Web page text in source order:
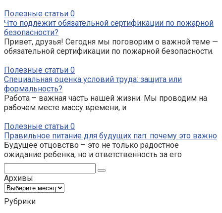
Полезные статьи 0
Что подлежит обязательной сертификации по пожарной
безопасности?
Привет, друзья! Сегодня мы поговорим о важной теме —
обязательной сертификации по пожарной безопасности.
Полезные статьи 0
Специальная оценка условий труда: защита или
формальность?
Работа – важная часть нашей жизни. Мы проводим на
рабочем месте массу времени, и
Полезные статьи 0
Правильное питание для будущих пап: почему это важно
Будущее отцовство – это не только радостное
ожидание ребенка, но и ответственность за его
Архивы
Архивы
Рубрики